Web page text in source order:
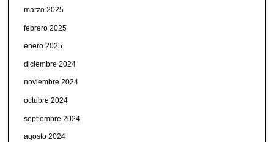
marzo 2025
febrero 2025
enero 2025
diciembre 2024
noviembre 2024
octubre 2024
septiembre 2024
agosto 2024